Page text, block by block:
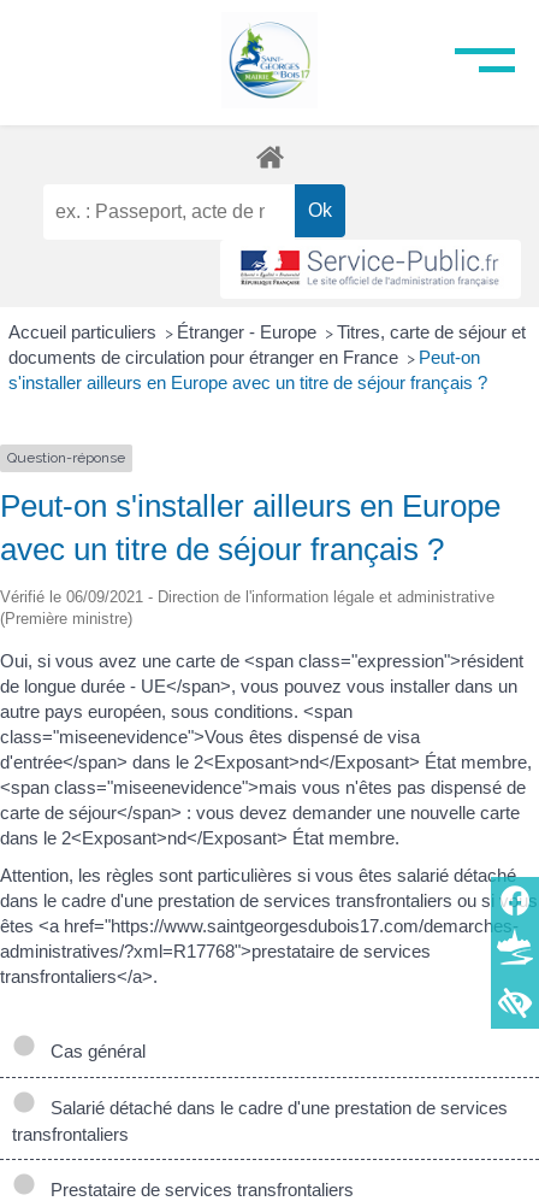
Accueil particuliers > Étranger - Europe > Titres, carte de séjour et
documents de circulation pour étranger en France > Peut-on
s'installer ailleurs en Europe avec un titre de séjour français ?
Question-réponse
Peut-on s'installer ailleurs en Europe
avec un titre de séjour français ?
Vérifié le 06/09/2021 - Direction de l'information légale et administrative
(Première ministre)
Oui, si vous avez une carte de <span class="expression">résident
de longue durée - UE</span>, vous pouvez vous installer dans un
autre pays européen, sous conditions. <span
class="miseenevidence">Vous êtes dispensé de visa
d'entrée</span> dans le 2<Exposant>nd</Exposant> État membre,
<span class="miseenevidence">mais vous n'êtes pas dispensé de
carte de séjour</span> : vous devez demander une nouvelle carte
dans le 2<Exposant>nd</Exposant> État membre.
Attention, les règles sont particulières si vous êtes salarié détaché
dans le cadre d'une prestation de services transfrontaliers ou si vous
êtes <a href="https://www.saintgeorgesdubois17.com/demarches-
administratives/?xml=R17768">prestataire de services
transfrontaliers</a>.
Cas général
Salarié détaché dans le cadre d'une prestation de services
transfrontaliers
Prestataire de services transfrontaliers